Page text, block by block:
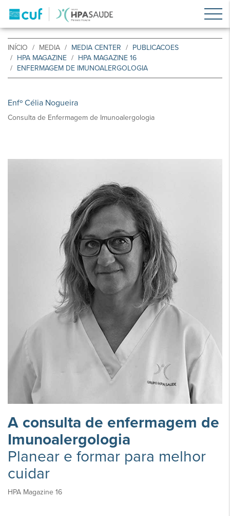
INÍCIO MEDIA MEDIA CENTER
PUBLICACOES
HPA MAGAZINE
HPA MAGAZINE 16
ENFERMAGEM DE IMUNOALERGOLOGIA
Enfº Célia Nogueira
Consulta de Enfermagem de Imunoalergologia
A consulta de enfermagem de
Imunoalergologia
Planear e formar para melhor
cuidar
HPA Magazine 16